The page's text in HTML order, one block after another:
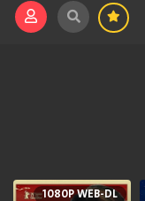
1080P WEB-DL